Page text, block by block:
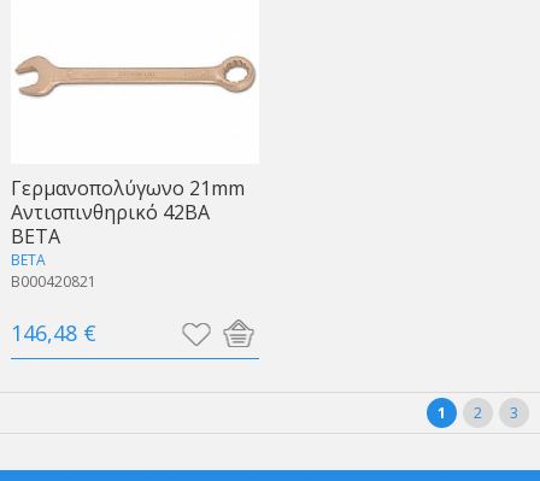
Γερμανοπολύγωνo 21mm
Αντισπινθηρικό 42BA
BETA
BETA
B000420821
146,48 €
1 2 3